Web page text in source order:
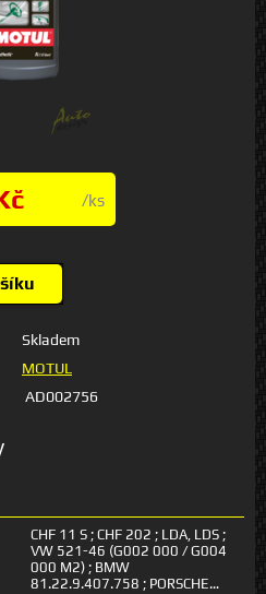
/ks
Skladem
MOTUL
AD002756
CHF 11 S ; CHF 202 ; LDA, LDS ;
VW 521-46 (G002 000 / G004
000 M2) ; BMW
81.22.9.407.758 ; PORSCHE…